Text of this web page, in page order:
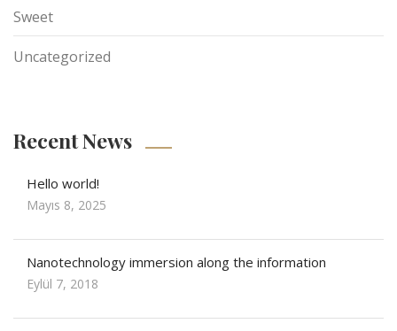
Sweet
Uncategorized
Recent News
Hello world!
Mayıs 8, 2025
Nanotechnology immersion along the information
Eylül 7, 2018